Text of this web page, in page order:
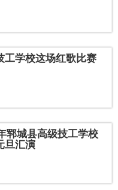
工学校这场红歌比赛
郓城县高级技工学校
旦汇演